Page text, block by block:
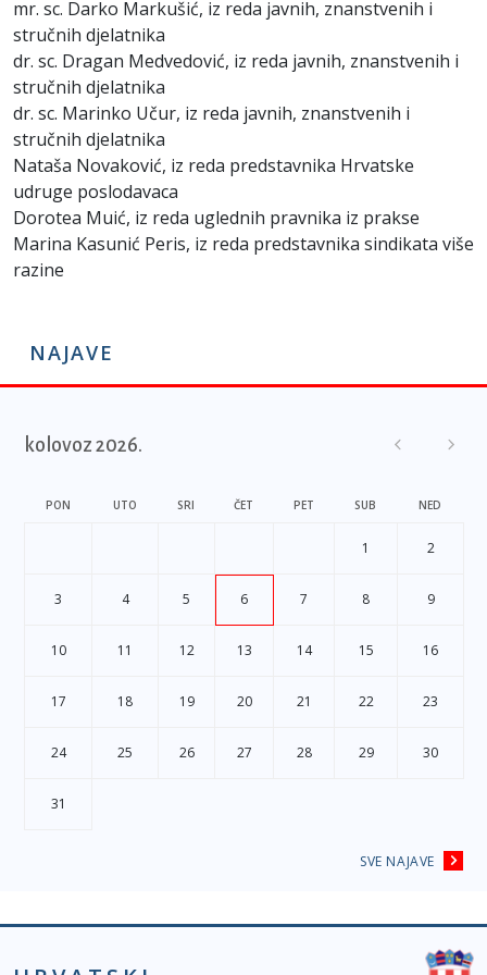
mr. sc. Darko Markušić, iz reda javnih, znanstvenih i
stručnih djelatnika
dr. sc. Dragan Medvedović, iz reda javnih, znanstvenih i
stručnih djelatnika
dr. sc. Marinko Učur, iz reda javnih, znanstvenih i
stručnih djelatnika
Nataša Novaković, iz reda predstavnika Hrvatske
udruge poslodavaca
Dorotea Muić, iz reda uglednih pravnika iz prakse
Marina Kasunić Peris, iz reda predstavnika sindikata više
razine
NAJAVE
kolovoz 2026.
PON UTO SRI ČET PET SUB NED
1 2
3 4 5 6 7 8 9
10 11 12 13 14 15 16
17 18 19 20 21 22 23
24 25 26 27 28 29 30
31
SVE NAJAVE